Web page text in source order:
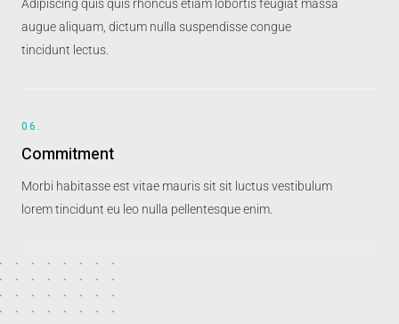
Adipiscing quis quis rhoncus etiam lobortis feugiat massa
augue aliquam, dictum nulla suspendisse congue
tincidunt lectus.
06.
Commitment
Morbi habitasse est vitae mauris sit sit luctus vestibulum
lorem tincidunt eu leo nulla pellentesque enim.